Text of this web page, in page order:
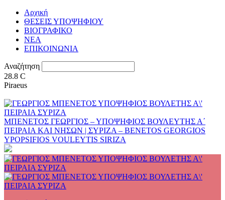
Αρχική
ΘΕΣΕΙΣ ΥΠΟΨΗΦΙΟΥ
ΒΙΟΓΡΑΦΙΚΟ
ΝΕΑ
ΕΠΙΚΟΙΝΩΝΙΑ
Αναζήτηση
28.8 C
Piraeus
ΜΠΕΝΕΤΟΣ ΓΕΩΡΓΙΟΣ – ΥΠΟΨΗΦΙΟΣ ΒΟΥΛΕΥΤΗΣ Α΄
ΠΕΙΡΑΙΑ ΚΑΙ ΝΗΣΩΝ | ΣΥΡΙΖΑ – BENETOS GEORGIOS
YPOPSIFIOS VOULEYTIS SIRIZA